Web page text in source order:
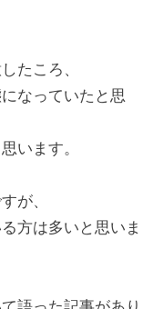
たころ、
なっていたと思
います。
が、
方は多いと思いま